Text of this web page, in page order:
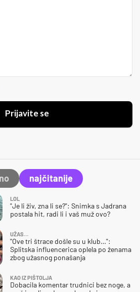
Prijavite se
najčitanije
LOL
"Je li živ, zna li se?": Snimka s Jadrana
postala hit, radi li i vaš muž ovo?
UŽAS…
"Ove tri štrace došle su u klub…":
Splitska influencerica oplela po ženama
zbog užasnog ponašanja
KAO IZ PIŠTOLJA
Dobacila komentar trudnici bez noge, a